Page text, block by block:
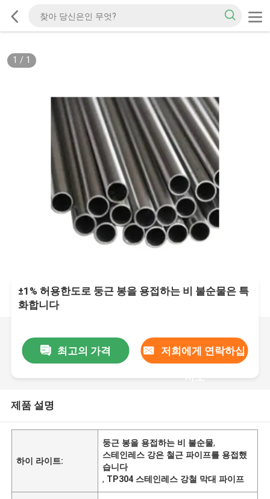
1 / 1
±1% 허용한도로 둥근 봉을 용접하는 비 불순물은 특
화합니다
최고의 가격 저희에게 연락하십
시오
제품 설명
하이 라이트:
둥근 봉을 용접하는 비 불순물,
스테인레스 강은 철근 파이프를 용접했
습니다
, TP304 스테인레스 강철 막대 파이프